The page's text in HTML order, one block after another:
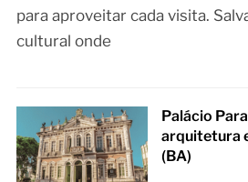
para aproveitar cada visita.
cultural onde
Palácio
arquitetura
(BA)